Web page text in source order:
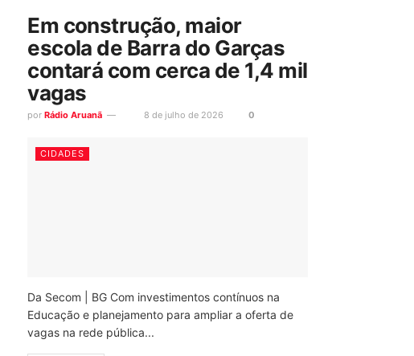
Em construção, maior
escola de Barra do Garças
contará com cerca de 1,4 mil
vagas
por Rádio Aruanã 8 de julho de 2026 0
CIDADES
Da Secom | BG Com investimentos contínuos na
Educação e planejamento para ampliar a oferta de
vagas na rede pública...